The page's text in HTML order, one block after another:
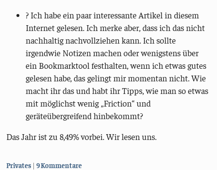
?️ Ich habe ein paar interessante Artikel in diesem
Internet gelesen. Ich merke aber, dass ich das nicht
nachhaltig nachvollziehen kann. Ich sollte
irgendwie Notizen machen oder wenigstens über
ein Bookmarktool festhalten, wenn ich etwas gutes
gelesen habe, das gelingt mir momentan nicht. Wie
macht ihr das und habt ihr Tipps, wie man so etwas
mit möglichst wenig „Friction“ und
geräteübergreifend hinbekommt?
Das Jahr ist zu 8,49% vorbei. Wir lesen uns.
Kategorien:
Privates 9 Kommentare